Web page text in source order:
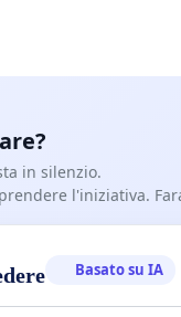
in silenzio.
l'iniziativa.
Basato su IA